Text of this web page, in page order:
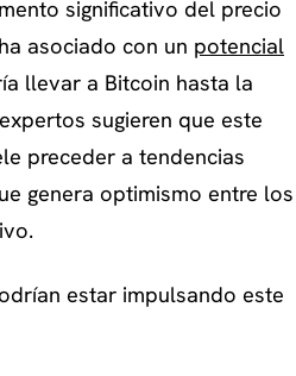
significativo del precio
asociado con un potencial
llevar a Bitcoin hasta la
sugieren que este
preceder a tendencias
genera optimismo entre los
estar impulsando este